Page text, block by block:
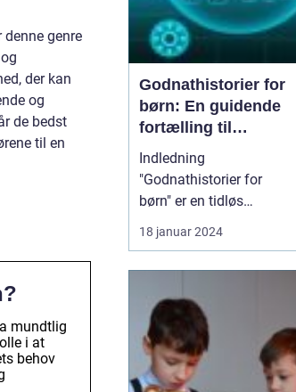
genre
der kan
og
de bedst
til en
mundtlig
i at
behov
Godnathistorier for
børn: En guidende
fortælling til
forældre og
interesserede
Indledning
"Godnathistorier for
børn" er en tidløs
tradition, hvor forældre
og bedsteforældre
Disse historier går ud
over underholdning og
har en betydelig
indflydelse på børns
18 januar 2024